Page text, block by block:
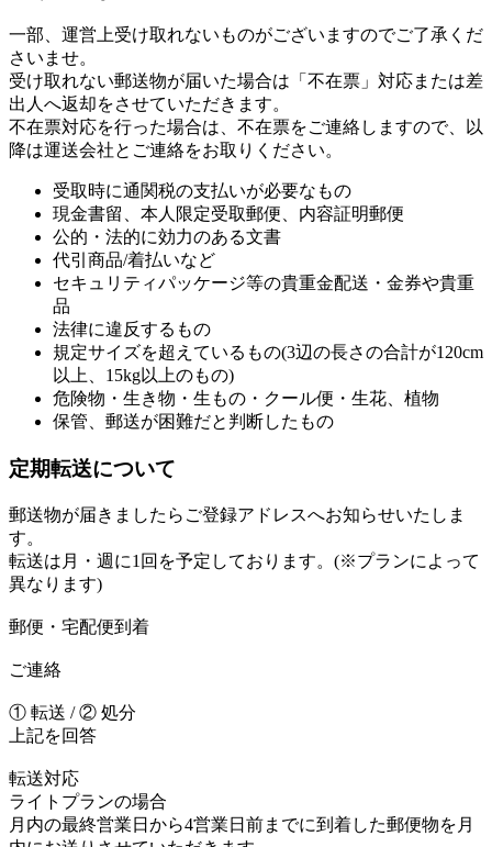
一部、運営上受け取れないものがございますのでご了承くだ
さいませ。
受け取れない郵送物が届いた場合は「不在票」対応または差
出人へ返却をさせていただきます。
不在票対応を行った場合は、不在票をご連絡しますので、以
降は運送会社とご連絡をお取りください。
受取時に通関税の支払いが必要なもの
現金書留、本人限定受取郵便、内容証明郵便
公的・法的に効力のある文書
代引商品/着払いなど
セキュリティパッケージ等の貴重金配送・金券や貴重
品
法律に違反するもの
規定サイズを超えているもの(3辺の長さの合計が120cm
以上、15kg以上のもの)
危険物・生き物・生もの・クール便・生花、植物
保管、郵送が困難だと判断したもの
定期転送について
郵送物が届きましたらご登録アドレスへお知らせいたしま
す。
転送は月・週に1回を予定しております。(※プランによって
異なります)
郵便・宅配便到着
ご連絡
① 転送 / ② 処分
上記を回答
転送対応
ライトプランの場合
月内の最終営業日から4営業日前までに到着した郵便物を月